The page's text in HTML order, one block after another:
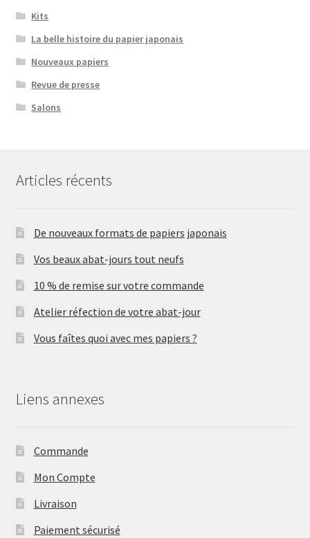
Kits
La belle histoire du papier japonais
Nouveaux papiers
Revue de presse
Salons
Articles récents
De nouveaux formats de papiers japonais
Vos beaux abat-jours tout neufs
10 % de remise sur votre commande
Atelier réfection de votre abat-jour
Vous faîtes quoi avec mes papiers ?
Liens annexes
Commande
Mon Compte
Livraison
Paiement sécurisé